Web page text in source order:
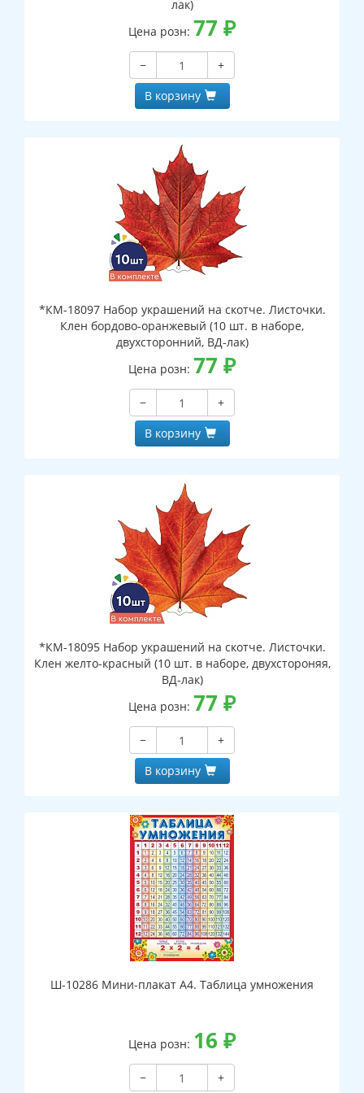
лак)
Цена розн: 77 ₽
−
+
В корзину
*КМ-18097 Набор украшений на скотче. Листочки.
Клен бордово-оранжевый (10 шт. в наборе,
двухсторонний, ВД-лак)
Цена розн: 77 ₽
−
+
В корзину
*КМ-18095 Набор украшений на скотче. Листочки.
Клен желто-красный (10 шт. в наборе, двухстороняя,
ВД-лак)
Цена розн: 77 ₽
−
+
В корзину
Ш-10286 Мини-плакат А4. Таблица умножения
Цена розн: 16 ₽
− +